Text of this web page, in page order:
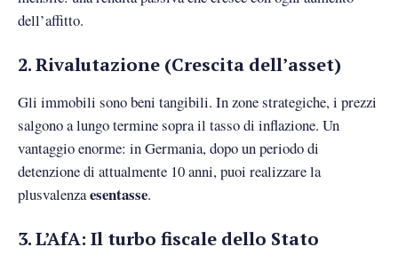
dell’affitto.
2. Rivalutazione (Crescita dell’asset)
Gli immobili sono beni tangibili. In zone strategiche, i prezzi
salgono a lungo termine sopra il tasso di inflazione. Un
vantaggio enorme: in Germania, dopo un periodo di
detenzione di attualmente 10 anni, puoi realizzare la
plusvalenzaesentasse.
3. L’AfA: Il turbo fiscale dello Stato